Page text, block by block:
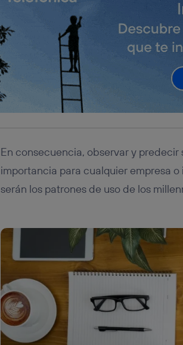
En consecuencia, observar y
importancia para cualquier empresa
serán los patrones de uso de los
conecte su dispositivo y
Típicamente:
Si utilizas una
conexión de
realizará en función de las
hayan dado su
Si utilizas
,
únicamente en la
Puedes gestionar los
Para más información,